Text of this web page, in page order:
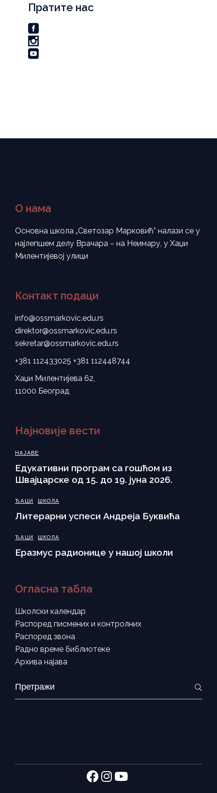
Пратите нас
О нама
Основна школа „Светозар Марковић” налази се у
најлепшем делу Врачара – на Неимару, у Хаџи
Милентијевој улици
Контакт подаци
info@ossmarkovic.edu.rs
direktor@ossmarkovic.edu.rs
sekretar@ossmarkovic.edu.rs
+381 112433025 +381 112448744
Хаџи Милентијева 62,
11000 Београд
Најновије вести
НАЈАВЕ
Eдукативни програм са гошћом из
Швајцарске од 15. до 19. јуна 2026.
ЂАЦИ ШКОЛА
Литерарни успеси Андреја Буквића
ЂАЦИ ШКОЛА
Еразмус радионице у нашој школи
Огласна табла
Школски календар
Распоред писмених и контролних
Распоред звона
Радно време библиотеке
Архива најава
Search
for: